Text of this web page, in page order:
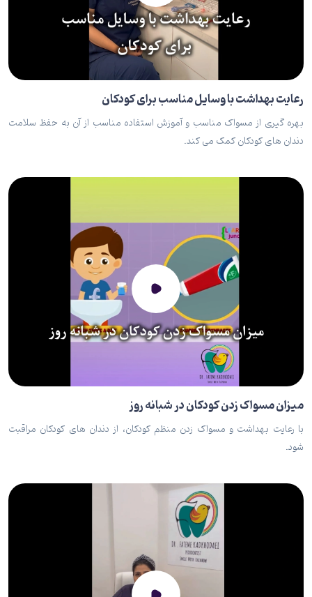
رعایت بهداشت با وسایل مناسب برای کودکان
بهره گیری از مسواک مناسب و آموزش استفاده مناسب از آن به حفظ سلامت
دندان های کودکان کمک می کند.
میزان مسواک زدن کودکان در شبانه روز
با رعایت بهداشت و مسواک زدن منظم کودکان، از دندان های کودکان مراقبت
شود.